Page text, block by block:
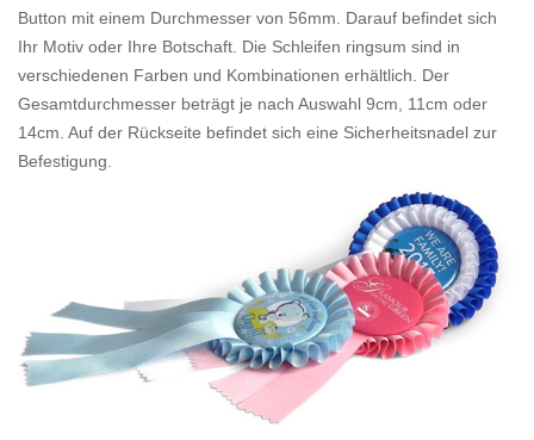
Button mit einem Durchmesser von 56mm. Darauf befindet sich
Ihr Motiv oder Ihre Botschaft. Die Schleifen ringsum sind in
verschiedenen Farben und Kombinationen erhältlich. Der
Gesamtdurchmesser beträgt je nach Auswahl 9cm, 11cm oder
14cm. Auf der Rückseite befindet sich eine Sicherheitsnadel zur
Befestigung.